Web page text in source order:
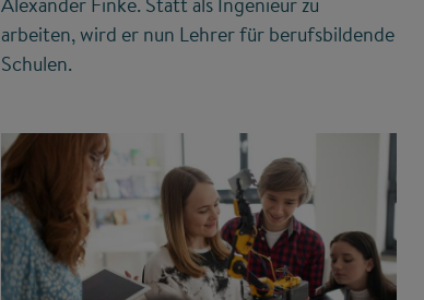
arbeiten, wird er nun Lehrer für berufsbildende
Schulen.